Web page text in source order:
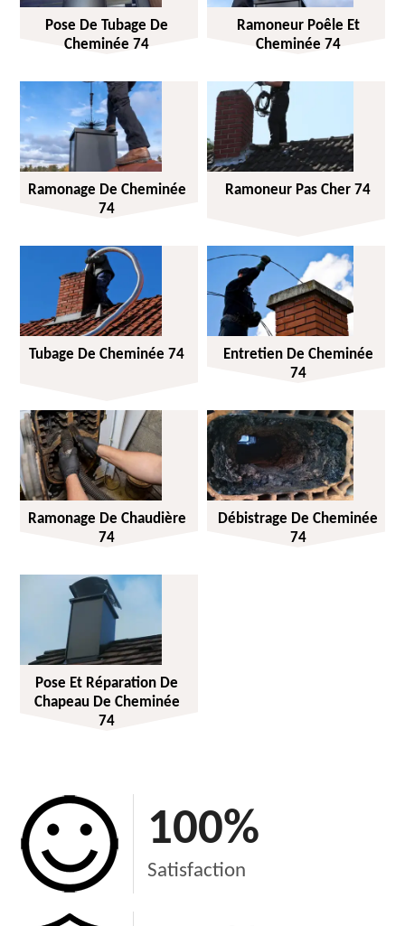
Pose De Tubage De
Cheminée 74
Ramoneur Poêle Et
Cheminée 74
Ramonage De Cheminée
74
Ramoneur Pas Cher 74
Tubage De Cheminée 74
Entretien De Cheminée
74
Ramonage De Chaudière
74
Débistrage De Cheminée
74
Pose Et Réparation De
Chapeau De Cheminée
74
100%
Satisfaction